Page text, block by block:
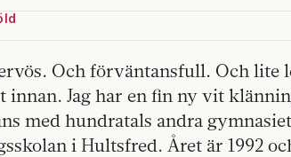
Och förväntansfull. Och lite
innan. Jag har en fin ny vit
med hundratals andra
i Hultsfred. Året är 1992